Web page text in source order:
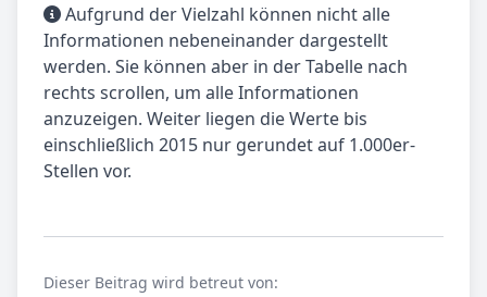
Aufgrund der Vielzahl können nicht alle
Informationen nebeneinander dargestellt
werden. Sie können aber in der Tabelle nach
rechts scrollen, um alle Informationen
anzuzeigen. Weiter liegen die Werte bis
einschließlich 2015 nur gerundet auf 1.000er-
Stellen vor.
Dieser Beitrag wird betreut von: